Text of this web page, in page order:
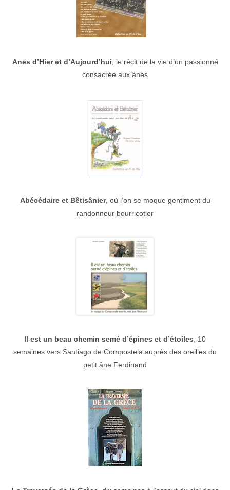
Anes d’Hier et d’Aujourd’hui , le récit de la vie d’un passionné
consacrée aux ânes
Abécédaire et Bêtisânier, où l’on se moque gentiment du
randonneur bourricotier
Il est un beau chemin semé d’épines et d’étoiles , 10
semaines vers Santiago de Compostela auprès des oreilles du
petit âne Ferdinand